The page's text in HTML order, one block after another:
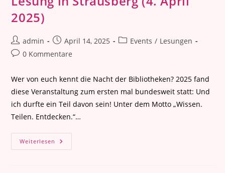
2025)
Beitrags-
Autor:
admin
Beitrag
veröffentlicht:
April 14, 2025
Beitrags-
Events / Lesungen
Beitrags-
0 Kommentare
Wer von euch kennt die Nacht der Bibliotheken? 2025 fand
diese Veranstaltung zum ersten mal bundesweit statt: Und
ich durfte ein Teil davon sein! Unter dem Motto „Wissen.
Teilen. Entdecken.“…
Weiterlesen Lesung
In